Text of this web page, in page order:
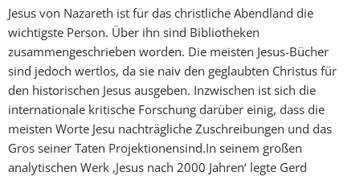
Jesus von Nazareth ist für das christliche Abendland die
wichtigste Person. Über ihn sind Bibliotheken
zusammengeschrieben worden. Die meisten Jesus-Bücher
sind jedoch wertlos, da sie naiv den geglaubten Christus für
den historischen Jesus ausgeben. Inzwischen ist sich die
internationale kritische Forschung darüber einig, dass die
meisten Worte Jesu nachträgliche Zuschreibungen und das
Gros seiner Taten Projektionensind.In seinem großen
analytischen Werk ‚Jesus nach 2000 Jahren‘ legte Gerd